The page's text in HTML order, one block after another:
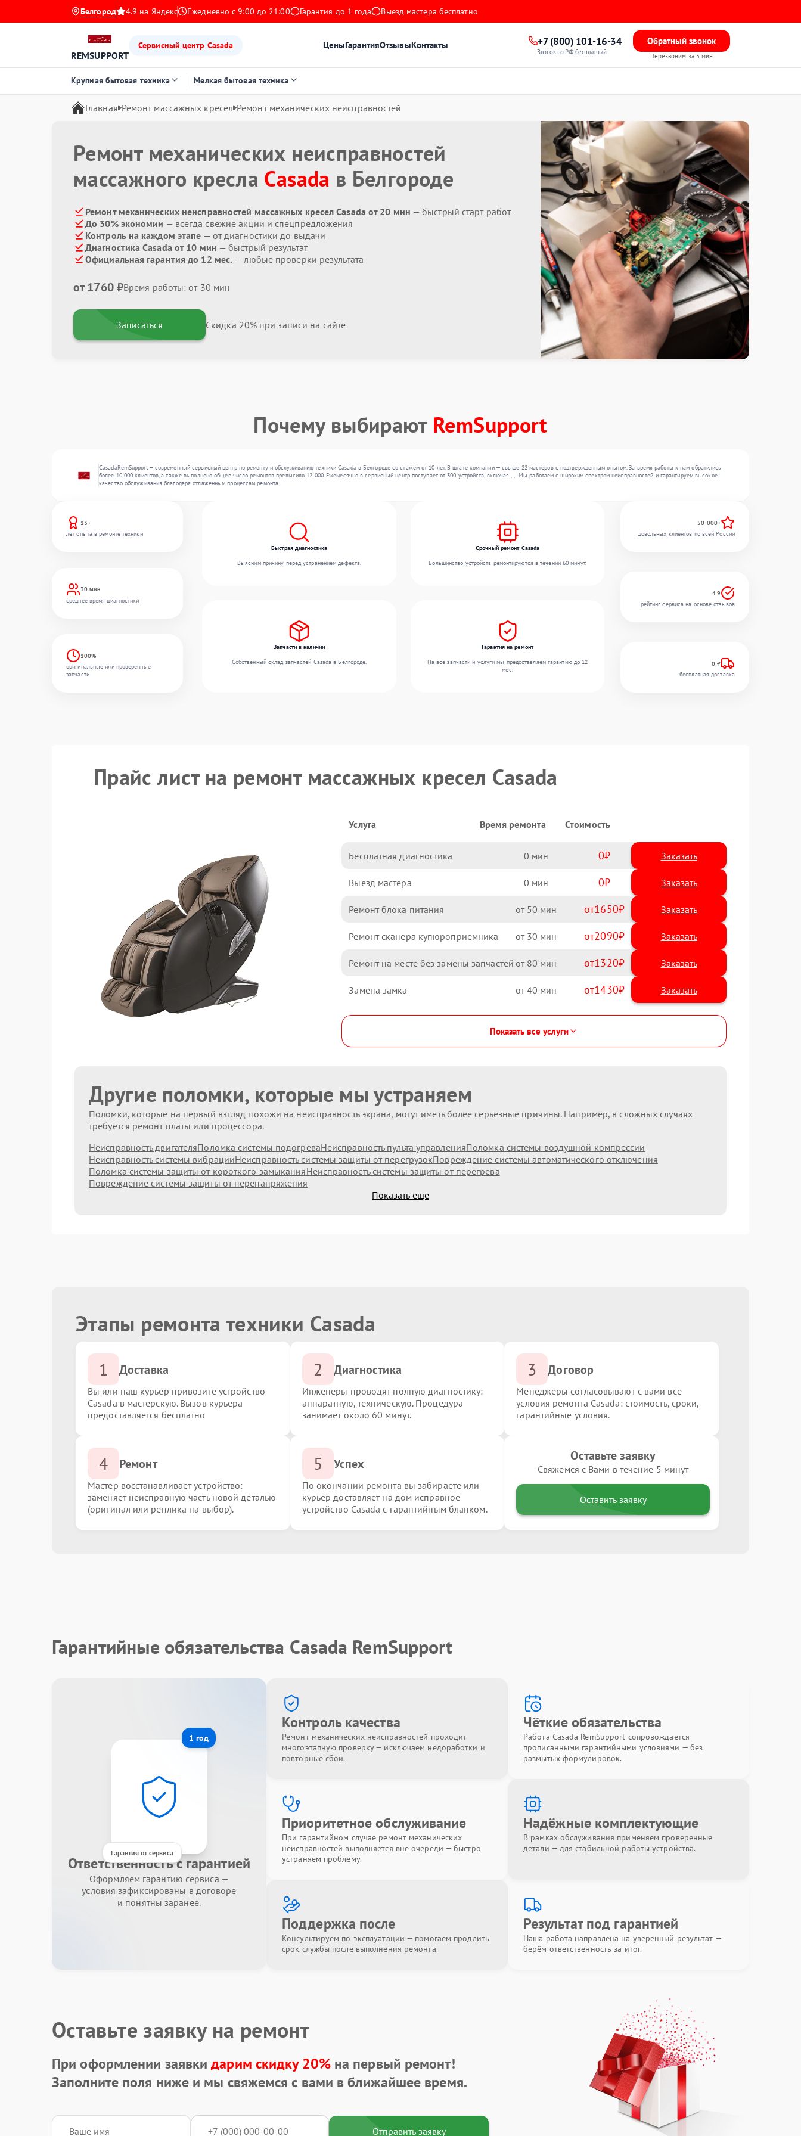
Белгород 4.9 на Яндекс Ежедневно с 9:00 до 21:00 Гарантия до 1 года Выезд мастера бесплатно
REMSUPPORT
Сервисный центр Casada ЦеныГарантияОтзывыКонтакты +7 (800) 101-16-34
Звонок по РФ бесплатный
Обратный звонок
Перезвоним за 5 мин
Крупная бытовая техника Мелкая бытовая техника
Главная Ремонт массажных кресел Ремонт механических неисправностей
Ремонт механических неисправностей
массажного кресла Casada в Белгороде
Ремонт механических неисправностей массажных кресел Casada от 20 мин — быстрый старт работ
До 30% экономии — всегда свежие акции и спецпредложения
Контроль на каждом этапе — от диагностики до выдачи
Диагностика Casada от 10 мин — быстрый результат
Официальная гарантия до 12 мес. — любые проверки результата
от 1760 ₽Время работы: от 30 мин
Записаться Скидка 20% при записи на сайте
Почему выбирают RemSupport
CasadaRemSupport — современный сервисный центр по ремонту и обслуживанию техники Casada в Белгороде со стажем от 10 лет. В штате компании — свыше 22 мастеров с подтвержденным опытом. За время работы к нам обратились
более 10 000 клиентов, а также выполнено общее число ремонтов превысило 12 000. Ежемесячно в сервисный центр поступает от 300 устройств, включая , , . Мы работаем с широким спектром неисправностей и гарантируем высокое
качество обслуживания благодаря отлаженным процессам ремонта.
13+
лет опыта в ремонте техники
30 мин
среднее время диагностики
100%
оригинальные или проверенные
запчасти
Быстрая диагностика
Выясним причину перед устранением дефекта.
Срочный ремонт Casada
Большинство устройств ремонтируются в течении 60 минут.
Запчасти в наличии
Собственный склад запчастей Casada в Белгороде.
Гарантия на ремонт
На все запчасти и услуги мы предоставляем гарантию до 12
мес.
50 000+
довольных клиентов по всей России
4.9
рейтинг сервиса на основе отзывов
0 ₽
бесплатная доставка
Прайс лист на ремонт массажных кресел Casada
Услуга Время ремонта Стоимость
Бесплатная диагностика 0 0 Заказать
Выезд мастера 0 0 Заказать
Ремонт блока питания 50 1650
Ремонт сканера купюроприемника 30 2090
Ремонт на месте без замены запчастей 80 1320
Замена замка 40 1430
Показать все услуги
Другие поломки, которые мы устраняем
Поломки, которые на первый взгляд похожи на неисправность экрана, могут иметь более серьезные причины. Например, в сложных случаях
требуется ремонт платы или процессора.
Неисправность двигателяПоломка системы подогреваНеисправность пульта управленияПоломка системы воздушной компрессии
Неисправность системы вибрацииНеисправность системы защиты от перегрузокПовреждение системы автоматического отключения
Поломка системы защиты от короткого замыканияНеисправность системы защиты от перегрева
Повреждение системы защиты от перенапряжения
Показать еще
Этапы ремонта техники Casada
1 Доставка
Вы или наш курьер привозите устройство
Casada в мастерскую. Вызов курьера
предоставляется бесплатно
2 Диагностика
Инженеры проводят полную диагностику:
аппаратную, техническую. Процедура
занимает около 60 минут.
3 Договор
Менеджеры согласовывают с вами все
условия ремонта Casada: стоимость, сроки,
гарантийные условия.
4 Ремонт
Мастер восстанавливает устройство:
заменяет неисправную часть новой деталью
(оригинал или реплика на выбор).
5 Успех
По окончании ремонта вы забираете или
курьер доставляет на дом исправное
устройство Casada с гарантийным бланком.
Оставьте заявку
Свяжемся с Вами в течение 5 минут
Оставить заявку
Гарантийные обязательства Casada RemSupport
1 год
Гарантия от сервиса
Ответственность с гарантией
Оформляем гарантию сервиса —
условия зафиксированы в договоре
и понятны заранее.
Контроль качества
Ремонт механических неисправностей проходит
многоэтапную проверку — исключаем недоработки и
повторные сбои.
Чёткие обязательства
Работа Casada RemSupport сопровождается
прописанными гарантийными условиями — без
размытых формулировок.
Приоритетное обслуживание
При гарантийном случае ремонт механических
неисправностей выполняется вне очереди — быстро
устраняем проблему.
Надёжные комплектующие
В рамках обслуживания применяем проверенные
детали — для стабильной работы устройства.
Поддержка после
Консультируем по эксплуатации — помогаем продлить
срок службы после выполнения ремонта.
Результат под гарантией
Наша работа направлена на уверенный результат —
берём ответственность за итог.
Оставьте заявку на ремонт
При оформлении заявкидарим скидку 20%на первый ремонт!
Заполните поля ниже и мы свяжемся с вами в ближайшее время.
Отправить заявку